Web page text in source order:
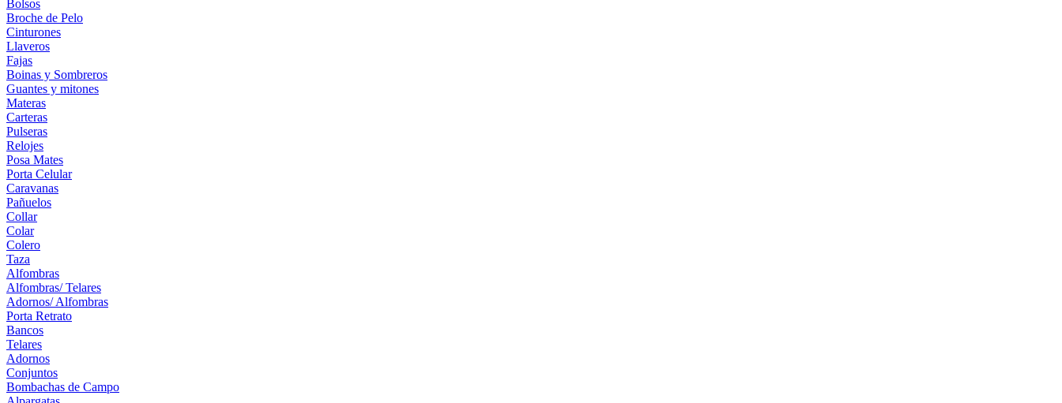
Bolsos
Broche de Pelo
Cinturones
Llaveros
Fajas
Boinas y Sombreros
Guantes y mitones
Materas
Carteras
Pulseras
Relojes
Posa Mates
Porta Celular
Caravanas
Pañuelos
Collar
Colar
Colero
Taza
Alfombras
Alfombras/ Telares
Adornos/ Alfombras
Porta Retrato
Bancos
Telares
Adornos
Conjuntos
Bombachas de Campo